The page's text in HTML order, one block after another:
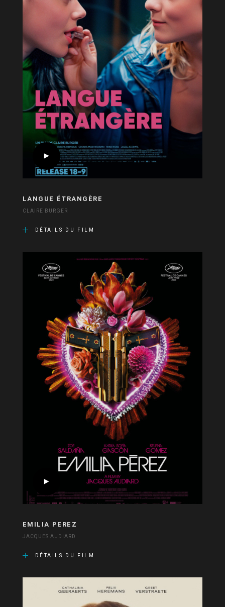
LANGUE ÉTRANGÈRE
CLAIRE BURGER
DÉTAILS DU FILM
EMILIA PEREZ
JACQUES AUDIARD
DÉTAILS DU FILM